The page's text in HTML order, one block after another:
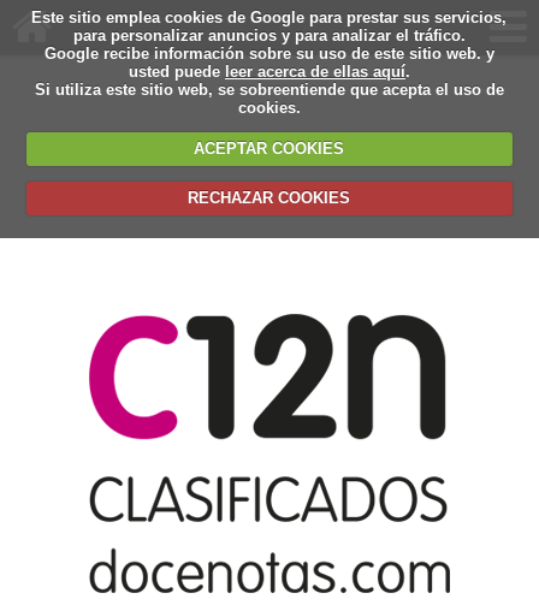
Este sitio emplea cookies de Google para prestar sus servicios,
para personalizar anuncios y para analizar el tráfico.
Google recibe información sobre su uso de este sitio web. y
usted puede leer acerca de ellas aquí.
Si utiliza este sitio web, se sobreentiende que acepta el uso de
cookies.
ACEPTAR COOKIES
RECHAZAR COOKIES